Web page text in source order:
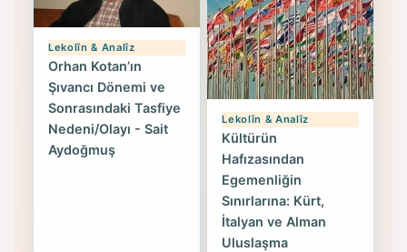
Lekolîn & Analîz
Orhan Kotan’ın
Şıvancı Dönemi ve
Sonrasındaki Tasfiye
Nedeni/Olayı - Sait
Aydoğmuş
Lekolîn & Analîz
Kültürün
Hafızasından
Egemenliğin
Sınırlarına: Kürt,
İtalyan ve Alman
Uluslaşma